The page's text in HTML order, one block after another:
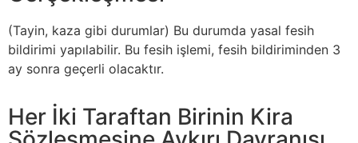
(Tayin, kaza gibi durumlar) Bu durumda yasal fesih
bildirimi yapılabilir. Bu fesih işlemi, fesih bildiriminden 3
ay sonra geçerli olacaktır.
Her İki Taraftan Birinin Kira